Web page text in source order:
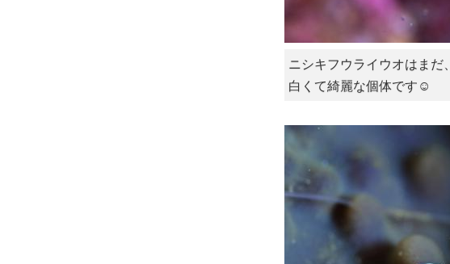
ニシキフウライウオはまだ
白くて綺麗な個体です☺️